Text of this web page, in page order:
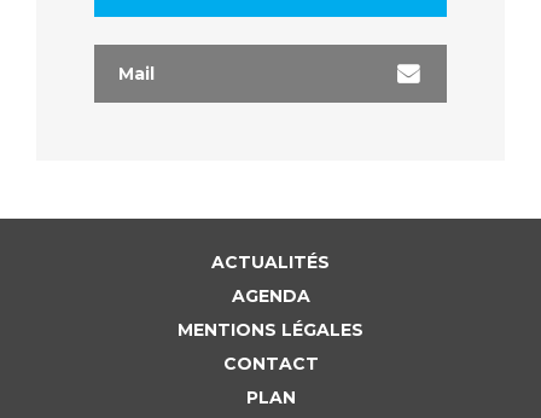
Mail
ACTUALITÉS
AGENDA
MENTIONS LÉGALES
CONTACT
PLAN